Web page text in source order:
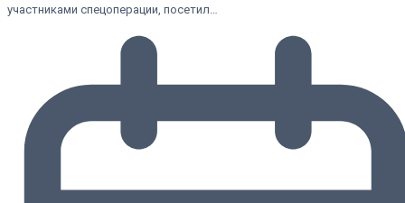
участниками спецоперации, посетил…